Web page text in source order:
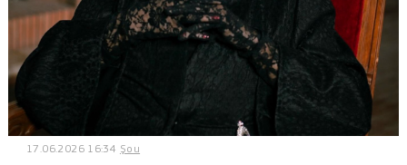
Hadisə
İdman
Dünya
17.06.2026 16:34 Şou